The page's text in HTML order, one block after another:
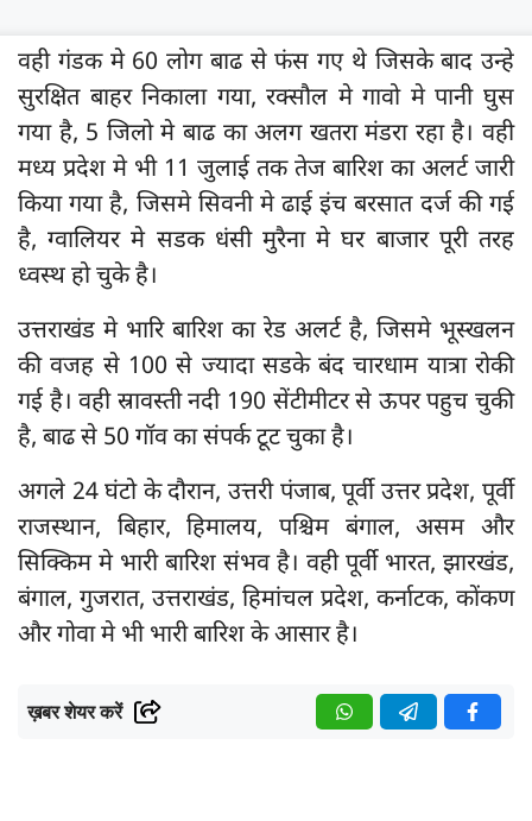
वही गंडक मे 60 लोग बाढ से फंस गए थे जिसके बाद उन्हे
सुरक्षित बाहर निकाला गया, रक्सौल मे गावो मे पानी घुस
गया है, 5 जिलो मे बाढ का अलग खतरा मंडरा रहा है। वही
मध्य प्रदेश मे भी 11 जुलाई तक तेज बारिश का अलर्ट जारी
किया गया है, जिसमे सिवनी मे ढाई इंच बरसात दर्ज की गई
है, ग्वालियर मे सडक धंसी मुरैना मे घर बाजार पूरी तरह
ध्वस्थ हो चुके है।
उत्तराखंड मे भारि बारिश का रेड अलर्ट है, जिसमे भूस्खलन
की वजह से 100 से ज्यादा सडके बंद चारधाम यात्रा रोकी
गई है। वही स्रावस्ती नदी 190 सेंटीमीटर से ऊपर पहुच चुकी
है, बाढ से 50 गॉव का संपर्क टूट चुका है।
अगले 24 घंटो के दौरान, उत्तरी पंजाब, पूर्वी उत्तर प्रदेश, पूर्वी
राजस्थान, बिहार, हिमालय, पश्चिम बंगाल, असम और
सिक्किम मे भारी बारिश संभव है। वही पूर्वी भारत, झारखंड,
बंगाल, गुजरात, उत्तराखंड, हिमांचल प्रदेश, कर्नाटक, कोंकण
और गोवा मे भी भारी बारिश के आसार है।
ख़बर शेयर करें